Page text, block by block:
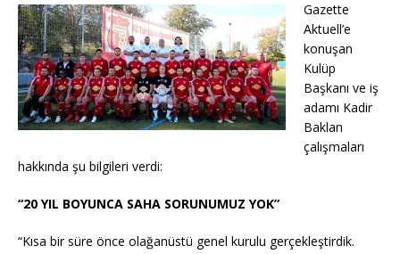
Gazette
Aktuell’e
konuşan
Kulüp
Başkanı ve iş
adamı Kadir
Baklan
çalışmaları
hakkında şu bilgileri verdi:
“20 YIL BOYUNCA SAHA SORUNUMUZ YOK”
“Kısa bir süre önce olağanüstü genel kurulu gerçekleştirdik.